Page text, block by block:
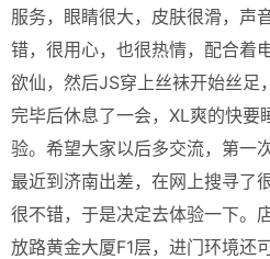
服务，眼睛很大，皮肤很滑，声
错，很用心，也很热情，配合着
欲仙，然后JS穿上丝袜开始丝足
完毕后休息了一会，XL爽的快要
验。希望大家以后多交流，第一
最近到济南出差，在网上搜寻了
很不错，于是决定去体验一下。
放路黄金大厦F1层，进门环境还